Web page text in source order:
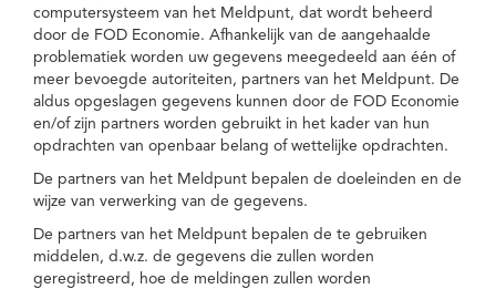
computersysteem van het Meldpunt, dat wordt beheerd
door de FOD Economie. Afhankelijk van de aangehaalde
problematiek worden uw gegevens meegedeeld aan één of
meer bevoegde autoriteiten, partners van het Meldpunt. De
aldus opgeslagen gegevens kunnen door de FOD Economie
en/of zijn partners worden gebruikt in het kader van hun
opdrachten van openbaar belang of wettelijke opdrachten.
De partners van het Meldpunt bepalen de doeleinden en de
wijze van verwerking van de gegevens.
De partners van het Meldpunt bepalen de te gebruiken
middelen, d.w.z. de gegevens die zullen worden
geregistreerd, hoe de meldingen zullen worden